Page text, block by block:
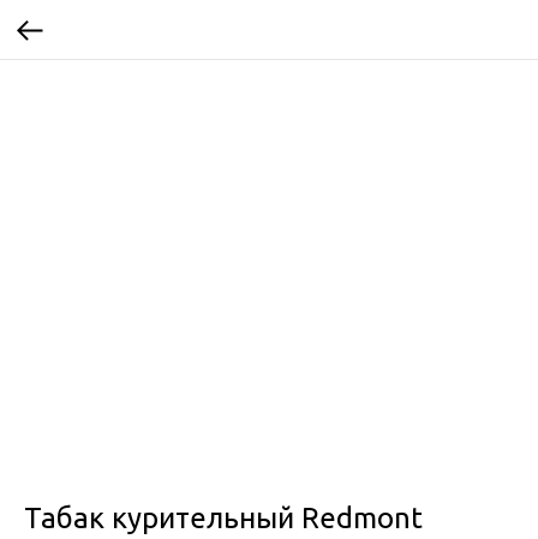
Табак курительный Redmont